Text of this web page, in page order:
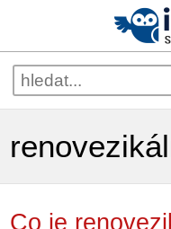
Co je